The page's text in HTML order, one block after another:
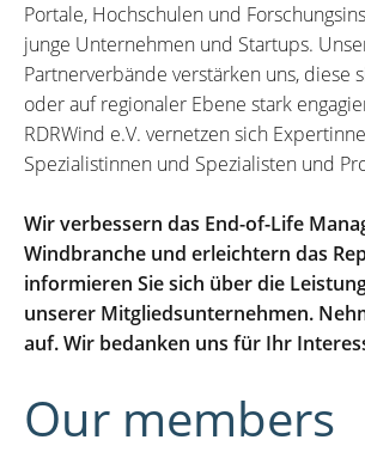
Portale, Hochschulen und
junge Unternehmen und Startups.
Partnerverbände verstärken uns, diese
oder auf regionaler Ebene stark
RDRWind e.V. vernetzen sich
Spezialistinnen und Spezialisten und
Wir verbessern das End-of-Life
Windbranche und erleichtern das
informieren Sie sich über die
unserer Mitgliedsunternehmen.
auf. Wir bedanken uns für Ihr
Our members